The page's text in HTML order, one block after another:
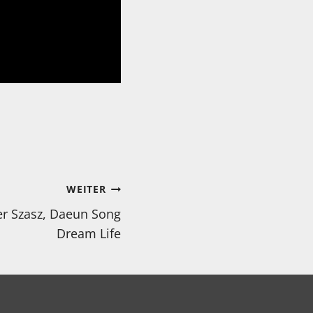
WEITER
Szasz, Daeun Song
Dream Life